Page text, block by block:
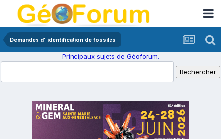
Demandes d' identification de fossiles
Principaux sujets de Géoforum.